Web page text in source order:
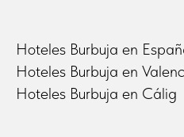
Hoteles Burbuja en
Hoteles Burbuja en
Hoteles Burbuja en Cálig